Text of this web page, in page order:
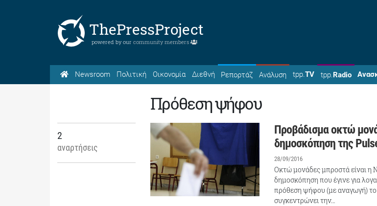
ThePressProject
powered by our community members
Newsroom Πολιτική Οικονομία Διεθνή Ρεπορτάζ Ανάλυση tpp.TV tpp.Radio
Πρόθεση ψήφου
2
αναρτήσεις
Προβάδισμα οκτώ
δημοσκόπηση της
28/09/2016
Οκτώ μονάδες μπροστά είναι
δημοσκόπηση που έγινε για
πρόθεση ψήφου (με αναγωγή) το
συγκεντρώνει την…